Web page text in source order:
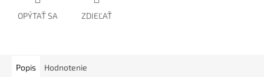
OPÝTAŤ SA ZDIEĽAŤ
Popis Hodnotenie